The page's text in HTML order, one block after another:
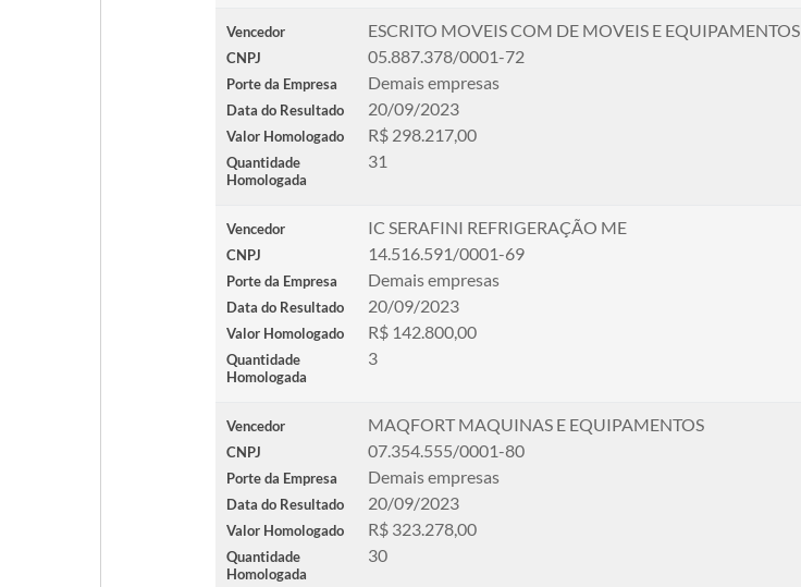
Vencedor ESCRITO MOVEIS COM DE MOVEIS E EQUIPAMENTOS
CNPJ 05.887.378/0001-72
Porte da Empresa Demais empresas
Data do Resultado 20/09/2023
Valor Homologado R$ 298.217,00
Quantidade
Homologada
31
Vencedor IC SERAFINI REFRIGERAÇÃO ME
CNPJ 14.516.591/0001-69
Porte da Empresa Demais empresas
Data do Resultado 20/09/2023
Valor Homologado R$ 142.800,00
Quantidade
Homologada
3
Vencedor MAQFORT MAQUINAS E EQUIPAMENTOS
CNPJ 07.354.555/0001-80
Porte da Empresa Demais empresas
Data do Resultado 20/09/2023
Valor Homologado R$ 323.278,00
Quantidade
Homologada
30